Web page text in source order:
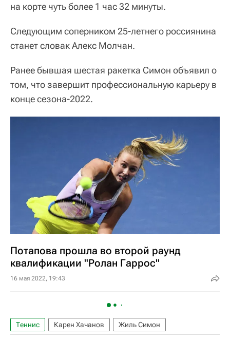
на корте чуть более 1 час 32 минуты.
Следующим соперником 25-летнего россиянина
станет словак Алекс Молчан.
Ранее бывшая шестая ракетка Симон объявил о
том, что завершит профессиональную карьеру в
конце сезона-2022.
Потапова прошла во второй раунд
квалификации "Ролан Гаррос"
16 мая 2022, 19:43
Теннис Карен Хачанов Жиль Симон